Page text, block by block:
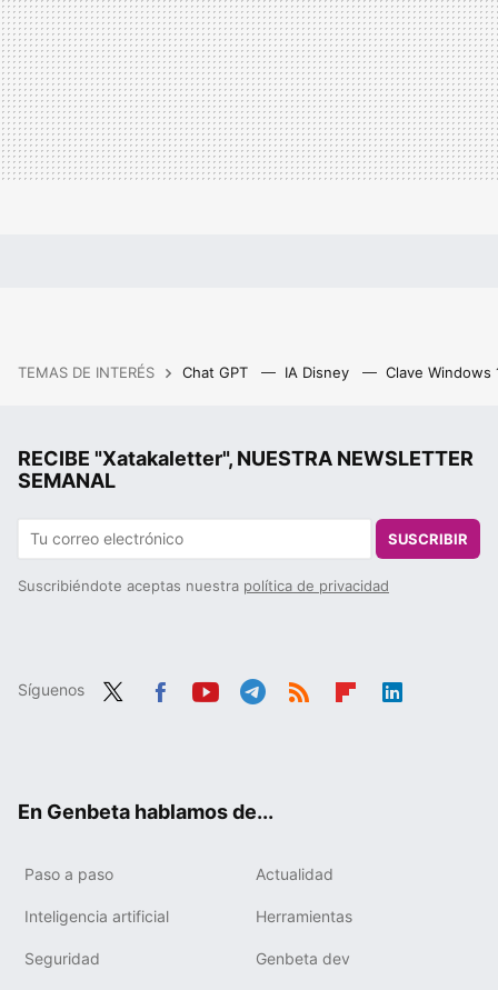
TEMAS DE INTERÉS Chat GPT IA Disney Clave Windows
RECIBE "Xatakaletter", NUESTRA NEWSLETTER
SEMANAL
SUSCRIBIR
Suscribiéndote aceptas nuestra política de privacidad
Síguenos
En Genbeta hablamos de...
Paso a paso Actualidad
Inteligencia artificial Herramientas
Seguridad Genbeta dev